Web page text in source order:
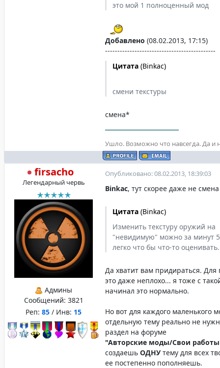
это мой 1 полноценный мод
Добавлено (08.02.2013, 17:15)
---------------------------------------------
Цитата (Binkac)
смени текстуры
смена*
Ушло. Возможно что навсегда. Да и
firsacho
Легендарный червь
Админы
Сообщений: 3821
Реп: 85 / Инв: 15
Опубликовано: 08.02.2013, 18:39:03
Binkac, тут скорее даже не смена
Цитата (Binkac)
Изменить текстуру оружий на
"невидимую" можно за минут
легко что бы что-то
Да хватит вам придираться. Для
это даже неплохо... я тоже с
начинал это нормально.
Но вот для каждого маленького
отдельную тему реально не
раздел на форуме
"Авторские моды/Свои
создаешь ОДНУ тему для всех
ее постепенно пополняешь.